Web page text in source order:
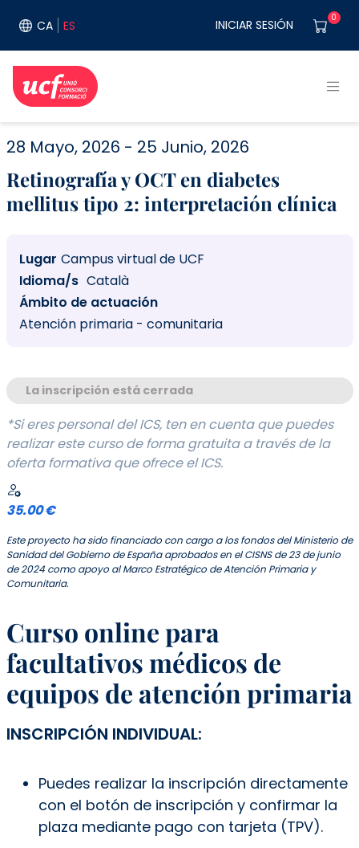
CA ES User
INICIAR SESIÓN 0
28 Mayo, 2026 25 Junio, 2026
Retinografía y OCT en diabetes
mellitus tipo 2: interpretación clínica
Lugar Campus virtual de UCF
Idioma/s Català
Ámbito de actuación
Atención primaria - comunitaria
La inscripción está cerrada
*Si eres personal del ICS, ten en cuenta que puedes
realizar este curso de forma gratuita a través de la
oferta formativa que ofrece el ICS.
35.00 €
Este proyecto ha sido financiado con cargo a los fondos del Ministerio de
Sanidad del Gobierno de España aprobados en el CISNS de 23 de junio
de 2024 como apoyo al Marco Estratégico de Atención Primaria y
Comunitaria.
Curso online para
facultativos médicos de
equipos de atención primaria
INSCRIPCIÓN INDIVIDUAL:
Puedes realizar la inscripción directamente
con el botón de inscripción y confirmar la
plaza mediante pago con tarjeta (TPV).